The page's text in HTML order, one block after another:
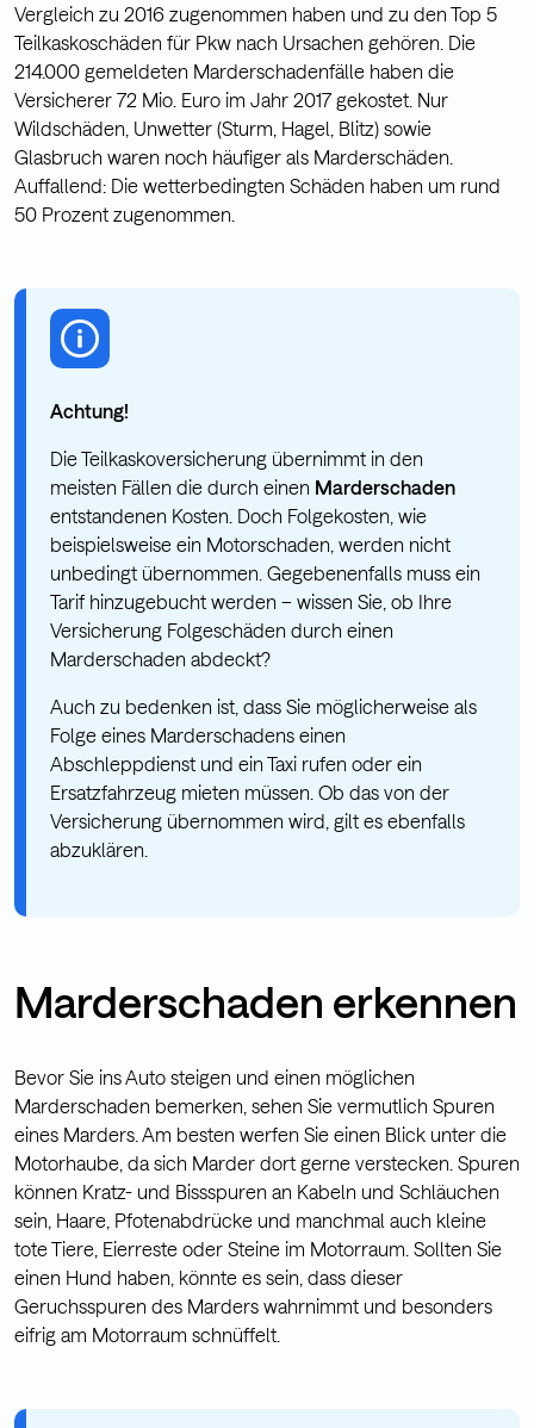
Vergleich zu 2016 zugenommen haben und zu den Top 5
Teilkaskoschäden für Pkw nach Ursachen gehören. Die
214.000 gemeldeten Marderschadenfälle haben die
Versicherer 72 Mio. Euro im Jahr 2017 gekostet. Nur
Wildschäden, Unwetter (Sturm, Hagel, Blitz) sowie
Glasbruch waren noch häufiger als Marderschäden.
Auffallend: Die wetterbedingten Schäden haben um rund
50 Prozent zugenommen.
Achtung!
Die Teilkaskoversicherung übernimmt in den
meisten Fällen die durch einen Marderschaden
entstandenen Kosten. Doch Folgekosten, wie
beispielsweise ein Motorschaden, werden nicht
unbedingt übernommen. Gegebenenfalls muss ein
Tarif hinzugebucht werden – wissen Sie, ob Ihre
Versicherung Folgeschäden durch einen
Marderschaden abdeckt?
Auch zu bedenken ist, dass Sie möglicherweise als
Folge eines Marderschadens einen
Abschleppdienst und ein Taxi rufen oder ein
Ersatzfahrzeug mieten müssen. Ob das von der
Versicherung übernommen wird, gilt es ebenfalls
abzuklären.
Marderschaden erkennen
Bevor Sie ins Auto steigen und einen möglichen
Marderschaden bemerken, sehen Sie vermutlich Spuren
eines Marders. Am besten werfen Sie einen Blick unter die
Motorhaube, da sich Marder dort gerne verstecken. Spuren
können Kratz- und Bissspuren an Kabeln und Schläuchen
sein, Haare, Pfotenabdrücke und manchmal auch kleine
tote Tiere, Eierreste oder Steine im Motorraum. Sollten Sie
einen Hund haben, könnte es sein, dass dieser
Geruchsspuren des Marders wahrnimmt und besonders
eifrig am Motorraum schnüffelt.